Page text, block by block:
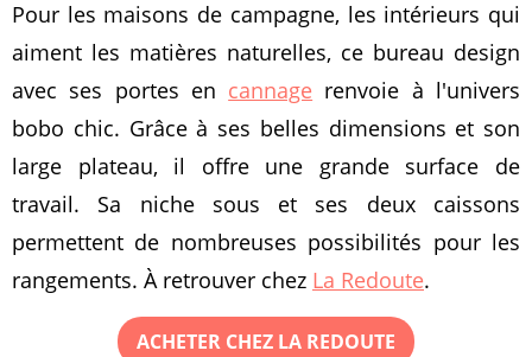
Pour les maisons de campagne, les intérieurs qui
aiment les matières naturelles, ce bureau design
avec ses portes en cannage renvoie à l'univers
bobo chic. Grâce à ses belles dimensions et son
large plateau, il offre une grande surface de
travail. Sa niche sous et ses deux caissons
permettent de nombreuses possibilités pour les
rangements. À retrouver chez La Redoute.
ACHETER CHEZ LA REDOUTE